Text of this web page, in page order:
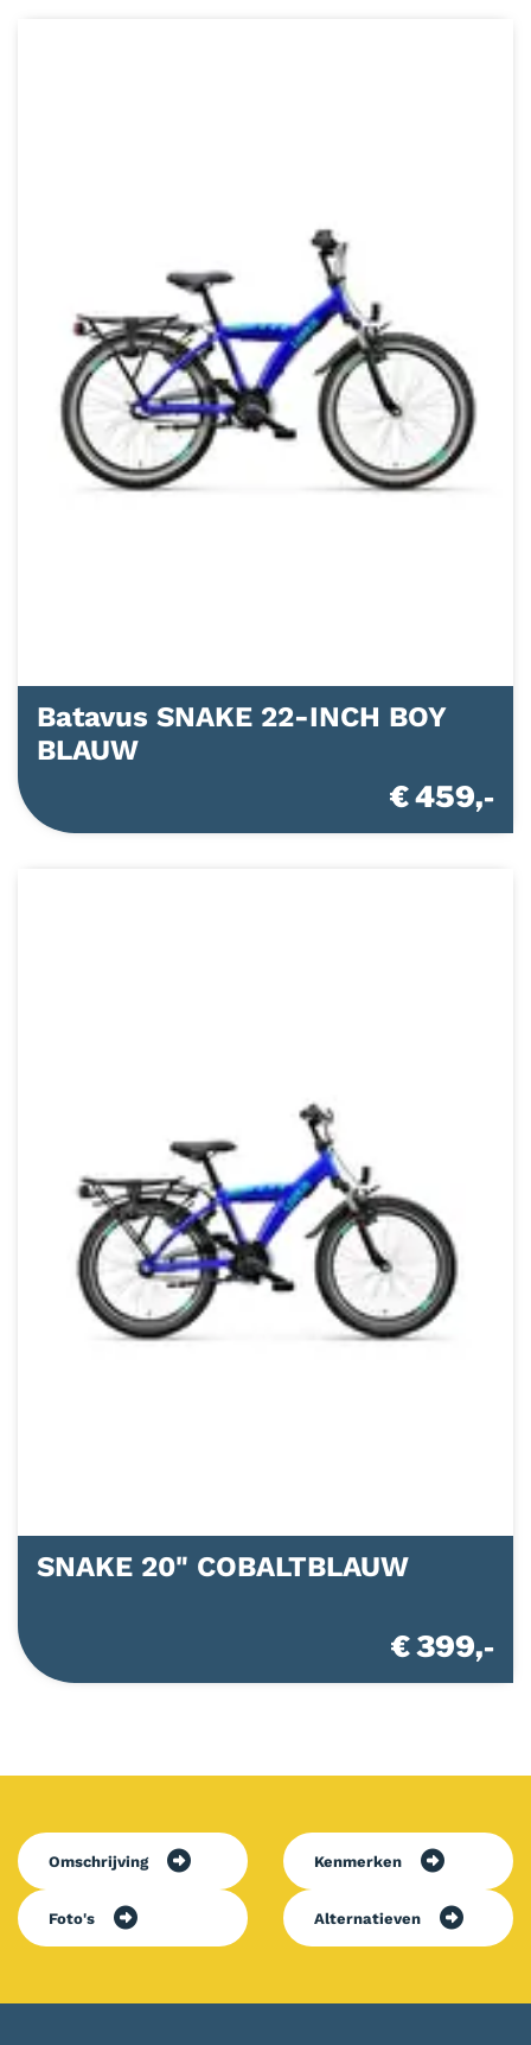
Batavus SNAKE 22-INCH BOY
BLAUW
€ 459,-
SNAKE 20" COBALTBLAUW
€ 399,-
Omschrijving Kenmerken
Foto's Alternatieven